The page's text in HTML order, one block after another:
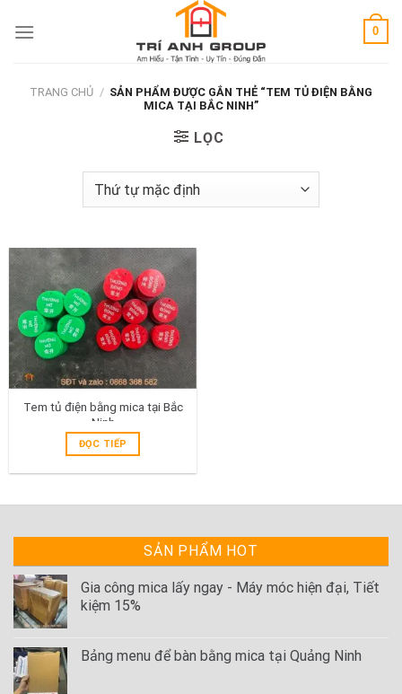
0
TRANG CHỦ / SẢN PHẨM ĐƯỢC GẮN THẺ “TEM TỦ ĐIỆN BẰNG
MICA TẠI BẮC NINH”
LỌC
Tem tủ điện bằng mica tại Bắc
Ninh
ĐỌC TIẾP
SẢN PHẨM HOT
Gia công mica lấy ngay - Máy móc hiện đại, Tiết
kiệm 15%
Bảng menu để bàn bằng mica tại Quảng Ninh